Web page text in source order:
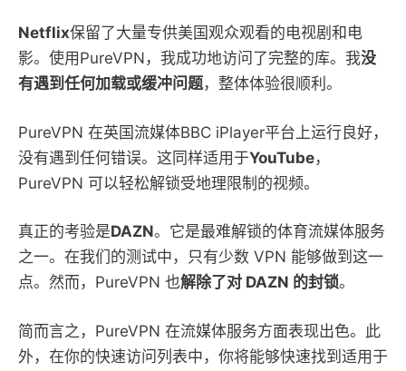
Netflix保留了大量专供美国观众观看的电视剧和电
影。使用PureVPN，我成功地访问了完整的库。我没
有遇到任何加载或缓冲问题，整体体验很顺利。
PureVPN 在英国流媒体BBC iPlayer平台上运行良好，
没有遇到任何错误。这同样适用于YouTube，
PureVPN 可以轻松解锁受地理限制的视频。
真正的考验是DAZN。它是最难解锁的体育流媒体服务
之一。在我们的测试中，只有少数 VPN 能够做到这一
点。然而，PureVPN 也解除了对 DAZN 的封锁。
简而言之，PureVPN 在流媒体服务方面表现出色。此
外，在你的快速访问列表中，你将能够快速找到适用于